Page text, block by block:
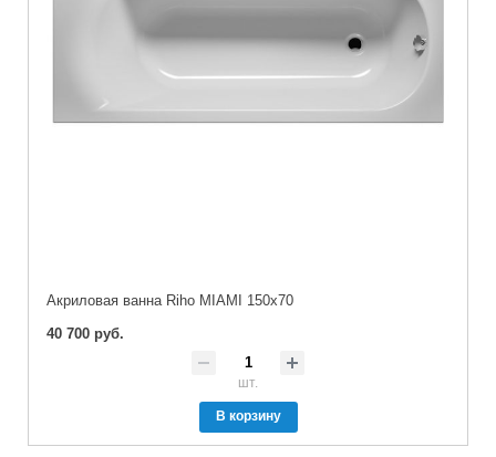
Акриловая ванна Riho MIAMI 150x70
40 700 руб.
шт.
В корзину